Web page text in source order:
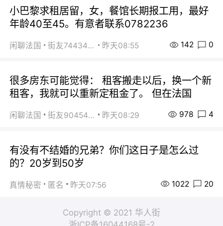
小巴黎求租居留，女，餐馆长期报工用，最好
年龄40至45。有意者联系0782236
闲聊法国 街友74434350 昨天08:55 142 0
很多房东可能觉得： 租客搬走以后，换一个新
租客，我就可以重新定租金了。 但在法国
闲聊法国 街友90454511 昨天08:29 978 4
有没有不结婚的兄弟？你们这日子是怎么过
的？20岁到50岁
真情秘密 匿名 昨天07:56 1022 20
Copyright © 2021 华人街